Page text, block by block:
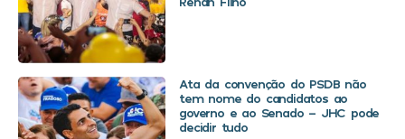
Ata da convenção do PSDB não
tem nome do candidatos ao
governo e ao Senado – JHC pode
decidir tudo